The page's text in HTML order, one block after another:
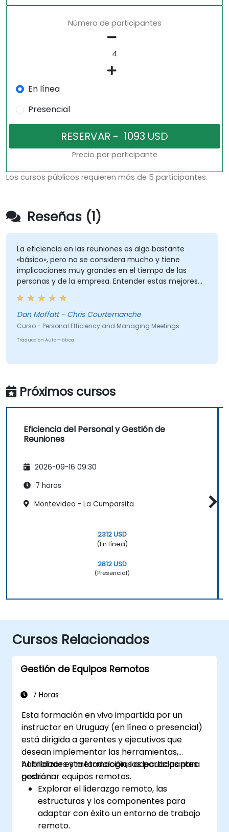
Número de participantes
En línea
Presencial
Precio por participante
Los cursos públicos requieren más de 5 participantes.
Reseñas (1)
La eficiencia en las reuniones es algo bastante
«básico», pero no se considera mucho y tiene
implicaciones muy grandes en el tiempo de las
personas y de la empresa. Entender estas mejores
prácticas y mantenerlas siempre presente resultará
de gran ayuda de manera inmediata.
Dan Moffatt - Chris Courtemanche
Curso - Personal Efficiency and Managing Meetings
Traducción Automática
Próximos cursos
Eficiencia del Personal y Gestión de
Reuniones
2026-09-16 09:30
7 horas
Montevideo - La Cumparsita
2312 USD
(En línea)
2812 USD
(Presencial)
Cursos Relacionados
Gestión de Equipos Remotos
7 Horas
Esta formación en vivo impartida por un
instructor en Uruguay (en línea o presencial)
está dirigida a gerentes y ejecutivos que
desean implementar las herramientas,
habilidades y metodologías adecuadas para
gestionar equipos remotos.
Al finalizar esta formación, los participantes
podrán:
Explorar el liderazgo remoto, las
estructuras y los componentes para
adaptar con éxito un entorno de trabajo
remoto.